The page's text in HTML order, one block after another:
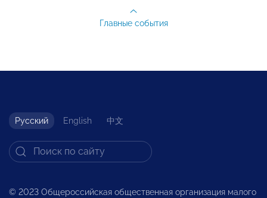
Главные события
Русский English 中文
© 2023 Общероссийская общественная организация малого